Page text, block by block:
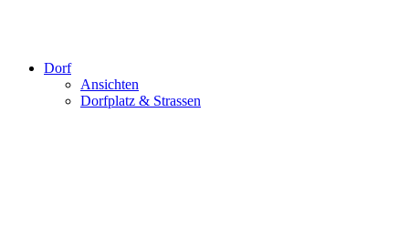
Dorf
Ansichten
Dorfplatz & Strassen